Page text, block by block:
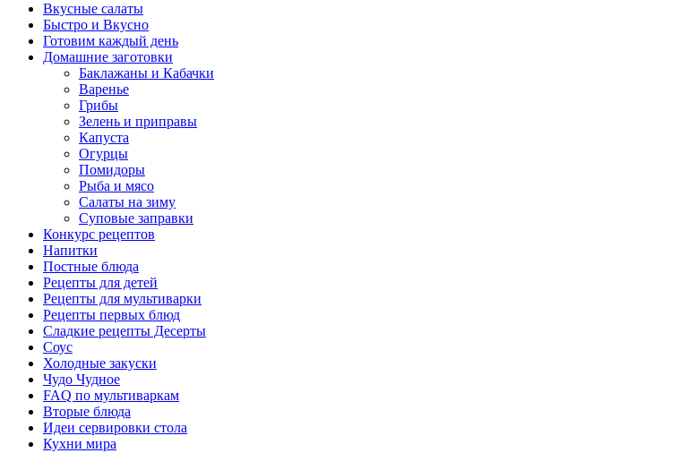
Вкусные салаты
Быстро и Вкусно
Готовим каждый день
Домашние заготовки
Баклажаны и Кабачки
Варенье
Грибы
Зелень и приправы
Капуста
Огурцы
Помидоры
Рыба и мясо
Салаты на зиму
Суповые заправки
Конкурс рецептов
Напитки
Постные блюда
Рецепты для детей
Рецепты для мультиварки
Рецепты первых блюд
Сладкие рецепты Десерты
Соус
Холодные закуски
Чудо Чудное
FAQ по мультиваркам
Вторые блюда
Идеи сервировки стола
Кухни мира